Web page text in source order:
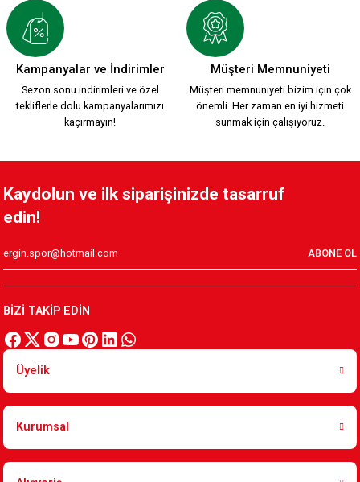
1.000,00 TL
Kampanyalar ve İndirimler
Sezon sonu indirimleri ve özel
tekliflerle dolu kampanyalarımızı
kaçırmayın!
Müşteri Memnuniyeti
Müşteri memnuniyeti bizim için çok
önemli. Her zaman en iyi hizmeti
sunmak için çalışıyoruz.
Kaydolun ve ilk siparişinizde tasarruf
edin!
ABONE OL
BİZİ TAKİP EDİN
Üyelik
Kurumsal